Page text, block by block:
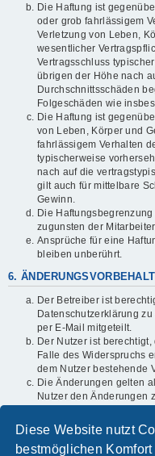
Diese Website nutzt
bestmöglichen
Die Haftung ist
oder grob fahrlässigem
Verletzung von Leben,
wesentlicher
Vertragsschluss
übrigen der Höhe nach
Durchschnittsschäden
Folgeschäden wie
Die Haftung ist
von Leben, Körper und
fahrlässigem Verhalten
typischerweise
nach auf die
gilt auch für mittelbare
Gewinn.
Die
zugunsten der
Ansprüche für eine
bleiben unberührt.
6. ÄNDERUNGSVORBEHALT
Der Betreiber ist
Datenschutzerklärung
per E-Mail mitgeteilt.
Der Nutzer ist
Falle des Widerspruchs
dem Nutzer bestehende
Die Änderungen gelten
Nutzer den Änderungen
Informationen über den
sind in der